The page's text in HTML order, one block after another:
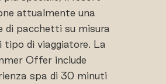
attualmente una
di pacchetti su misura
tipo di viaggiatore. La
Offer include
spa di 30 minuti